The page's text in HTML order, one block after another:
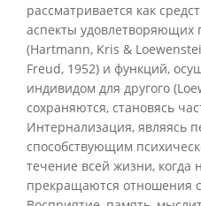
рассматривается как
аспекты удовлетворяющих
(Hartmann, Kris &
Freud, 1952) и функций,
индивидом для другого
сохраняются, становясь
Интернализация, являясь
способствующим
течение всей жизни, когда
прекращаются отношения